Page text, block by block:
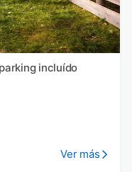
incluído
Ver más